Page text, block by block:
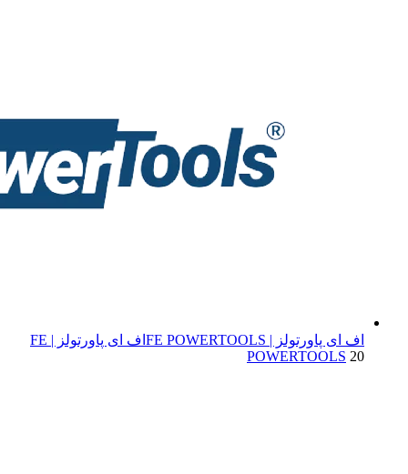
اف ای پاورتولز | FE POWERTOOLS
اف ای پاورتولز | FE
POWERTOOLS 20